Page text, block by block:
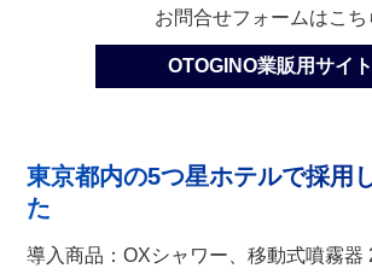
お問合せフォームはこち
OTOGINO業販用サイト
東京都内の5つ星ホテルで採用
た
導入商品：OXシャワー、移動式噴霧器